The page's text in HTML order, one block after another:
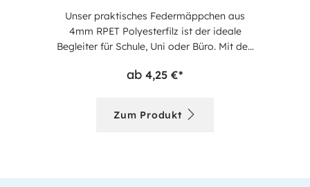
Unser praktisches Federmäppchen aus
4mm RPET Polyesterfilz ist der ideale
Begleiter für Schule, Uni oder Büro. Mit den
bietet es ausreichend Platz für Ihre Stifte
Reißverschluss sorgt für sicheren Transport,
während das Volumen von 1,5 Litern genug
ab 4,25 €*
Zum Produkt